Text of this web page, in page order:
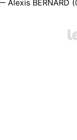
Alexis BERNARD